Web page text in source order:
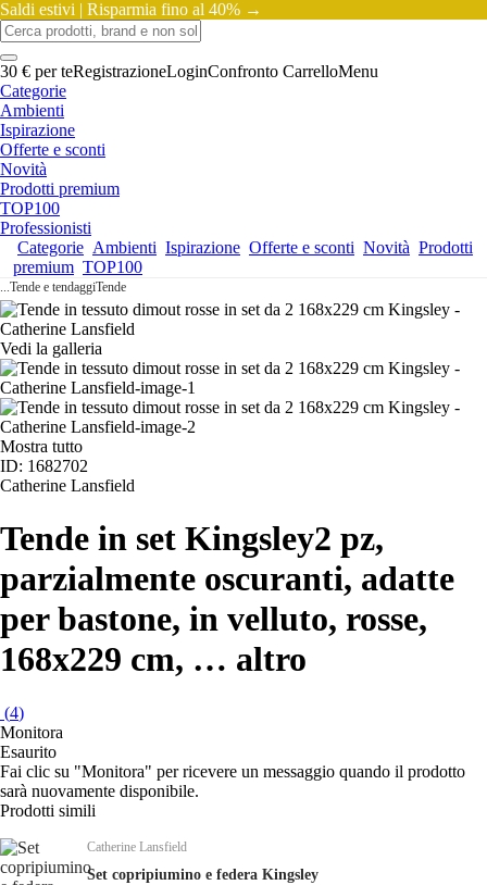
Saldi estivi | Risparmia fino al 40% →
30 € per teRegistrazioneLoginConfronto CarrelloMenu
Categorie
Ambienti
Ispirazione
Offerte e sconti
Novità
Prodotti premium
TOP100
Professionisti
Categorie Ambienti Ispirazione Offerte e sconti Novità Prodotti
premium TOP100
...Tende e tendaggiTende
Vedi la galleria
Mostra tutto
ID: 1682702
Catherine Lansfield
Tende in set Kingsley2 pz,
parzialmente oscuranti, adatte
per bastone, in velluto, rosse,
168x229 cm, … altro
(4)
Monitora
Esaurito
Fai clic su "Monitora" per ricevere un messaggio quando il prodotto
sarà nuovamente disponibile.
Prodotti simili
Catherine Lansfield
Set copripiumino e federa Kingsley